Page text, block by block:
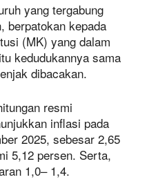
yang tergabung
berpatokan kepada
(MK) yang dalam
kedudukannya sama
dibacakan.
resmi
inflasi pada
2025, sebesar 2,65
5,12 persen. Serta,
1,0– 1,4.